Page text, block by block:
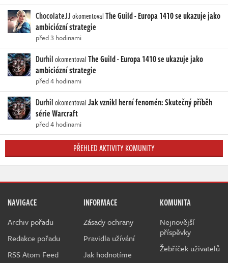
ChocolateJJokomentovalThe Guild - Europa 1410 se ukazuje jako
ambiciózní strategie
před 3 hodinami
DurhilokomentovalThe Guild - Europa 1410 se ukazuje jako
ambiciózní strategie
před 4 hodinami
DurhilokomentovalJak vznikl herní fenomén: Skutečný příběh
série Warcraft
před 4 hodinami
PŘEHLED AKTIVITY KOMUNITY
NAVIGACE
Archiv pořadu
Redakce pořadu
RSS Atom Feed
INFORMACE
Zásady ochrany
Pravidla užívání
Jak hodnotíme
KOMUNITA
Nejnovější
příspěvky
Žebříček uživatelů